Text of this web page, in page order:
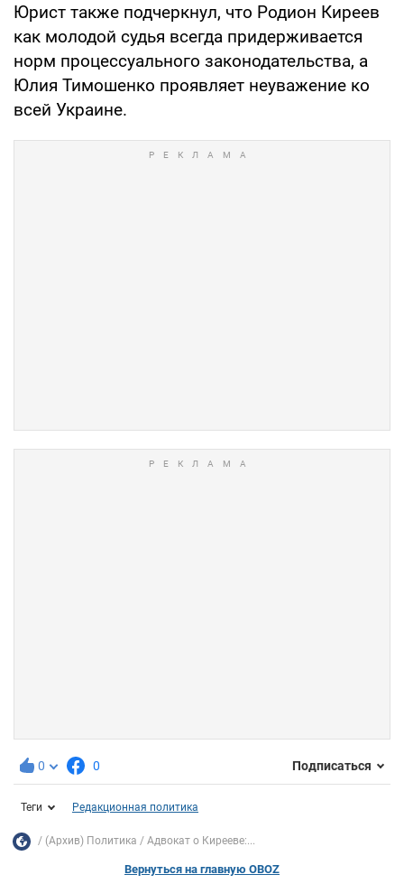
Юрист также подчеркнул, что Родион Киреев
как молодой судья всегда придерживается
норм процессуального законодательства, а
Юлия Тимошенко проявляет неуважение ко
всей Украине.
0 0 Подписаться
Теги Редакционная политика
(Архив) Политика Адвокат о Кирееве:...
Вернуться на главную OBOZ